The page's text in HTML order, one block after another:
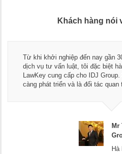
Khách hàng nói
Từ khi khởi nghiệp đến nay gần
dịch vụ tư vấn luật, tôi đặc biệt
LawKey cung cấp cho IDJ
càng phát triển và là đối tác quan
Mr
Hà